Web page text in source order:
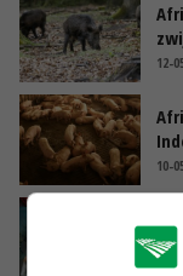
12-
10-
04-